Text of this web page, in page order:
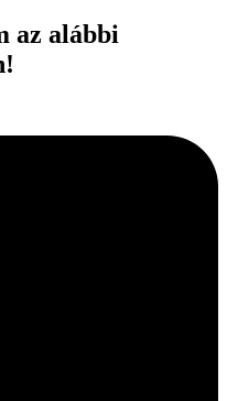
az alábbi